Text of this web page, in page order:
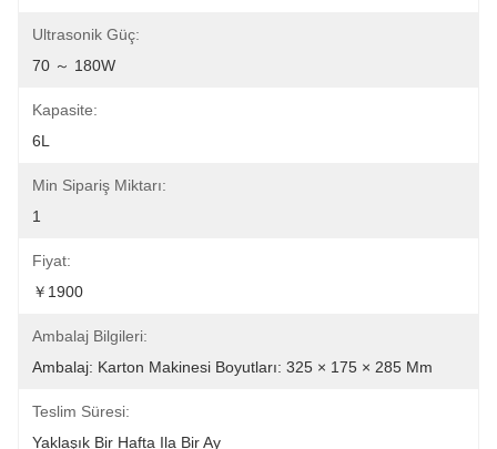
Ultrasonik Güç:
70 ～ 180W
Kapasite:
6L
Min Sipariş Miktarı:
1
Fiyat:
￥1900
Ambalaj Bilgileri:
Ambalaj: Karton Makinesi Boyutları: 325 × 175 × 285 Mm
Teslim Süresi:
Yaklaşık Bir Hafta Ila Bir Ay